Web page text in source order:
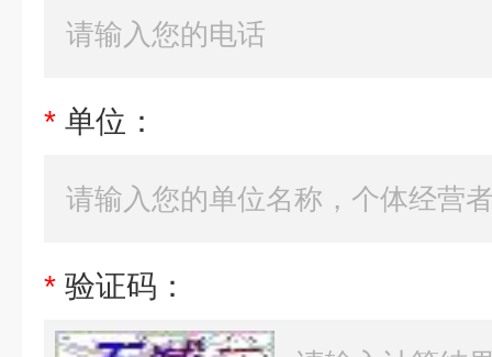
* 单位：
* 验证码：